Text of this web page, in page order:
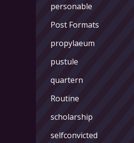
personable
Post Formats
propylaeum
pustule
quartern
Routine
scholarship
selfconvicted